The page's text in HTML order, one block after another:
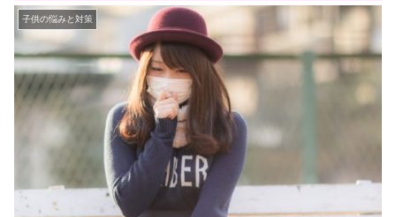
子供の悩みと対策